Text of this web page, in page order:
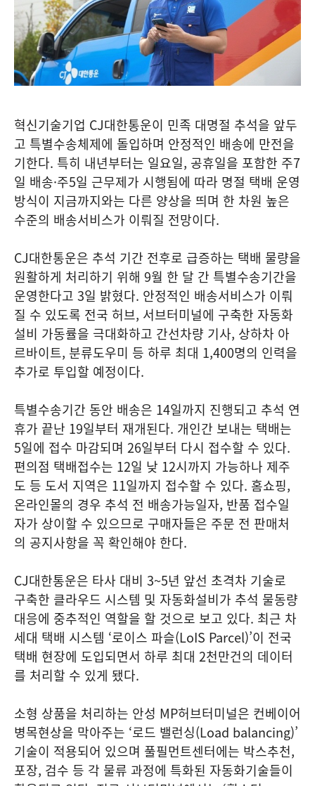
혁신기술기업 CJ대한통운이 민족 대명절 추석을 앞두
고 특별수송체제에 돌입하며 안정적인 배송에 만전을
기한다. 특히 내년부터는 일요일, 공휴일을 포함한 주7
일 배송·주5일 근무제가 시행됨에 따라 명절 택배 운영
방식이 지금까지와는 다른 양상을 띄며 한 차원 높은
수준의 배송서비스가 이뤄질 전망이다.
CJ대한통운은 추석 기간 전후로 급증하는 택배 물량을
원활하게 처리하기 위해 9월 한 달 간 특별수송기간을
운영한다고 3일 밝혔다. 안정적인 배송서비스가 이뤄
질 수 있도록 전국 허브, 서브터미널에 구축한 자동화
설비 가동률을 극대화하고 간선차량 기사, 상하차 아
르바이트, 분류도우미 등 하루 최대 1,400명의 인력을
추가로 투입할 예정이다.
특별수송기간 동안 배송은 14일까지 진행되고 추석 연
휴가 끝난 19일부터 재개된다. 개인간 보내는 택배는
5일에 접수 마감되며 26일부터 다시 접수할 수 있다.
편의점 택배접수는 12일 낮 12시까지 가능하나 제주
도 등 도서 지역은 11일까지 접수할 수 있다. 홈쇼핑,
온라인몰의 경우 추석 전 배송가능일자, 반품 접수일
자가 상이할 수 있으므로 구매자들은 주문 전 판매처
의 공지사항을 꼭 확인해야 한다.
CJ대한통운은 타사 대비 3~5년 앞선 초격차 기술로
구축한 클라우드 시스템 및 자동화설비가 추석 물동량
대응에 중추적인 역할을 할 것으로 보고 있다. 최근 차
세대 택배 시스템 ‘로이스 파슬(LoIS Parcel)’이 전국
택배 현장에 도입되면서 하루 최대 2천만건의 데이터
를 처리할 수 있게 됐다.
소형 상품을 처리하는 안성 MP허브터미널은 컨베이어
병목현상을 막아주는 ‘로드 밸런싱(Load balancing)’
기술이 적용되어 있으며 풀필먼트센터에는 박스추천,
포장, 검수 등 각 물류 과정에 특화된 자동화기술들이